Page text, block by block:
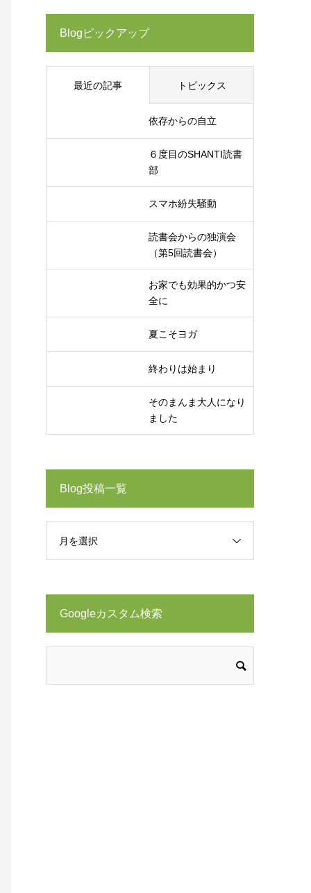
Blogピックアップ
最近の記事 トピックス
依存からの自立
６度目のSHANTI読書
部
スマホ紛失騒動
読書会からの独演会
（第5回読書会）
お家でも効果的かつ安
全に
夏こそヨガ
終わりは始まり
そのまんま大人になり
ました
Blog投稿一覧
月を選択
Googleカスタム検索